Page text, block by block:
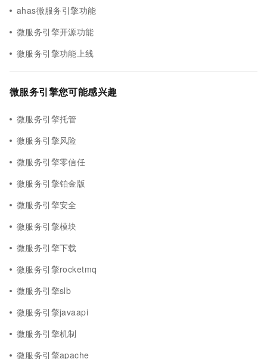
ahas微服务引擎功能
微服务引擎开源功能
微服务引擎功能上线
微服务引擎您可能感兴趣
微服务引擎托管
微服务引擎风险
微服务引擎零信任
微服务引擎铂金版
微服务引擎安全
微服务引擎模块
微服务引擎下载
微服务引擎rocketmq
微服务引擎slb
微服务引擎javaapi
微服务引擎机制
微服务引擎apache